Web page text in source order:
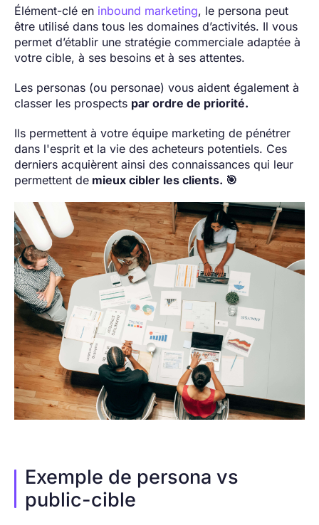
Élément-clé en inbound marketing, le persona peut
être utilisé dans tous les domaines d’activités. Il vous
permet d’établir une stratégie commerciale adaptée à
votre cible, à ses besoins et à ses attentes.
Les personas (ou personae) vous aident également à
classer les prospects par ordre de priorité.
Ils permettent à votre équipe marketing de pénétrer
dans l'esprit et la vie des acheteurs potentiels. Ces
derniers acquièrent ainsi des connaissances qui leur
permettent de mieux cibler les clients. 🎯
Exemple de persona vs
public-cible